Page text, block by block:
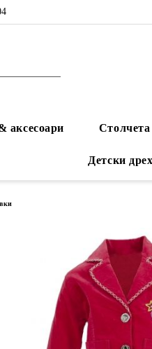
аксесоари Столчета
Детски